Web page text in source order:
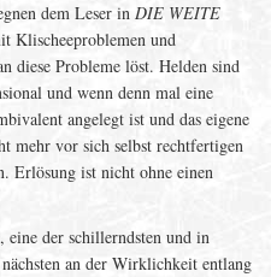
dem Leser in DIE WEITE
Klischeeproblemen und
diese Probleme löst. Helden sind
und wenn denn mal eine
angelegt ist und das eigene
mehr vor sich selbst rechtfertigen
Erlösung ist nicht ohne einen
eine der schillerndsten und in
an der Wirklichkeit entlang